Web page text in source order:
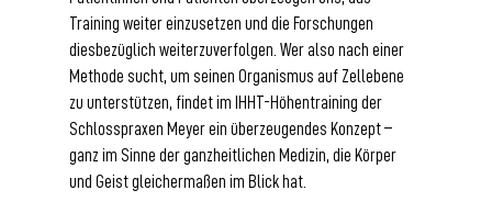
Training weiter einzusetzen und die Forschungen
diesbezüglich weiterzuverfolgen. Wer also nach einer
Methode sucht, um seinen Organismus auf Zellebene
zu unterstützen, findet im IHHT-Höhentraining der
Schlosspraxen Meyer ein überzeugendes Konzept –
ganz im Sinne der ganzheitlichen Medizin, die Körper
und Geist gleichermaßen im Blick hat.